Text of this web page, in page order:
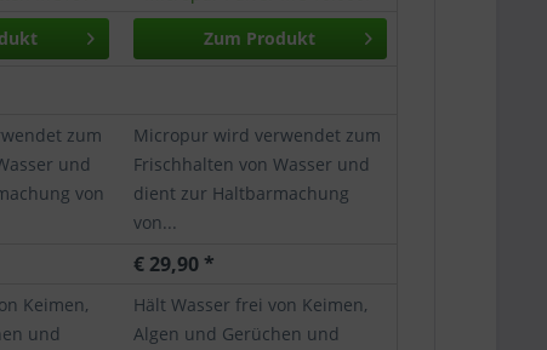
Zum Produkt
zum
und
von
Micropur wird verwendet zum
Frischhalten von Wasser und
dient zur Haltbarmachung
von...
€ 29,90 *
Keimen,
und
Hält Wasser frei von Keimen,
Algen und Gerüchen und